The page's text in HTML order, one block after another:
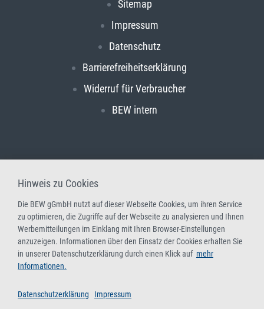
Sitemap
Impressum
Datenschutz
Barrierefreiheitserklärung
Widerruf für Verbraucher
BEW intern
Hinweis zu Cookies
Die BEW gGmbH nutzt auf dieser Webseite Cookies, um ihren Service
zu optimieren, die Zugriffe auf der Webseite zu analysieren und Ihnen
Werbemitteilungen im Einklang mit Ihren Browser-Einstellungen
anzuzeigen. Informationen über den Einsatz der Cookies erhalten Sie
in unserer Datenschutzerklärung durch einen Klick auf mehr
Informationen.
Datenschutzerklärung Impressum